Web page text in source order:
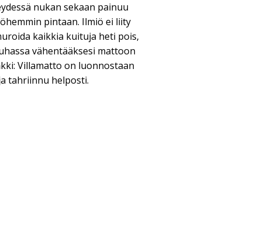
nukan sekaan painuu
pintaan. Ilmiö ei liity
kaikkia kuituja heti pois,
vähentääksesi mattoon
Villamatto on luonnostaan
tahriinnu helposti.